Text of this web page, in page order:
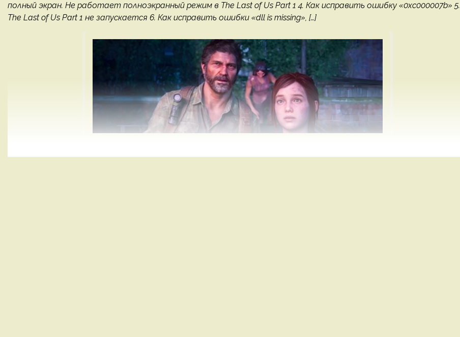
полный экран. Не работает полноэкранный режим в The Last of Us Part 1 4. Как исправить ошибку «0xc000007b» 5.
The Last of Us Part 1 не запускается 6. Как исправить ошибки «dll is missing», […]